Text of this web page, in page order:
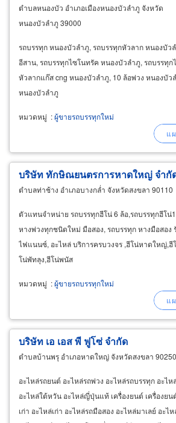
ตำบลหนองบัว อำเภอเมืองหนองบัวลำภู จังหวัด
หนองบัวลำภู 39000
รถบรรทุก หนองบัวลำภู, รถบรรทุกหัวลาก หนองบัว
อีสาน, รถบรรทุกไซโนทรัค หนองบัวลำภู, รถบรรทุ
หัวลากแก๊ส cng หนองบัวลำภู, 10 ล้อพ่วง หนองบัว
หนองบัวลำภู
หมวดหมู่ :ผู้ขายรถบรรทุกใหม่
บริษัท ทักษิณยนตรการหาดใหญ่ จำกั
ตำบลท่าช้าง อำเภอบางกล่ำ จังหวัดสงขลา 90110
ตัวแทนจำหน่าย รถบรรทุกฮีโน่ 6 ล้อ,รถบรรทุกฮีโน่
หางพ่วงทุกชนิดใหม่ มือสอง, รถบรรทุก หางมือสอง
ไฟแนนซ์, อะไหล่ บริการครบวงจร ,ฮีโน่หาดใหญ่,ฮี
โน่พัทลุง,ฮีโน่พนัส
หมวดหมู่ :ผู้ขายรถบรรทุกใหม่
บริษัท เอ เอส พี ฟูโซ่ จำกัด
ตำบลบ้านพรุ อำเภอหาดใหญ่ จังหวัดสงขลา 90250
อะไหล่รถยนต์ อะไหล่รถพ่วง อะไหล่รถบรรทุก อะไห
อะไหล่ใต้หวัน อะไหล่ญี่ปุ่นแท้ เครื่องยนต์ เครื่องยน
เก่า อะไหล่เก่า อะไหล่รถมือสอง อะไหล่มาเลย์ อะ